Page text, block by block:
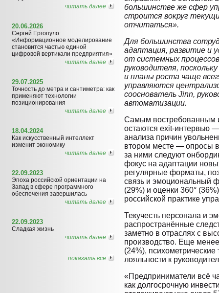
читать далее
20.06.2026
Сергей Ергопуло:
«Информационное моделирование
становится частью единой
цифровой вертикали предприятия»
читать далее
29.07.2025
Точность до метра и сантиметра: как
применяют технологии
позиционирования
читать далее
18.04.2024
Как искусственный интеллект
изменит экономику
читать далее
22.09.2023
Эпоха российской ориентации на
Запад в сфере программного
обеспечения завершилась
читать далее
22.09.2023
Сладкая жизнь
читать далее
показать все
большинстве же сфер
строится вокруг
отчитаться».
Для большинства
адаптация, развитие и
от системных
руководителя,
и планы роста чаще
управляются
сооснователь Jinn,
автоматизации.
Самым востребованным
остаются exit-интервью
анализа причин
втором месте — опросы
за ними следуют
фокус на адаптации
регулярные форматы,
связь и эмоциональный
(29%) и оценки 360°
российской практике
Текучесть персонала и
распространённые
заметно в отраслях с
производство. Еще
(24%),
лояльности к
«Предприниматели всё
как долгосрочную